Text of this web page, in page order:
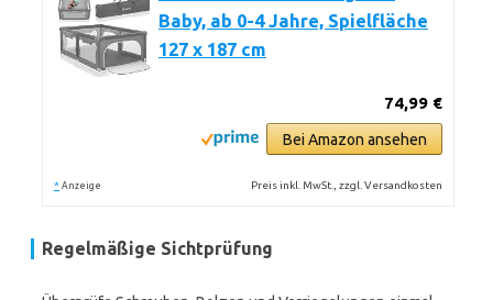
Baby, ab 0-4 Jahre, Spielfläche
127 x 187 cm
74,99 €
Bei Amazon ansehen
* Anzeige Preis inkl. MwSt., zzgl. Versandkosten
Regelmäßige Sichtprüfung